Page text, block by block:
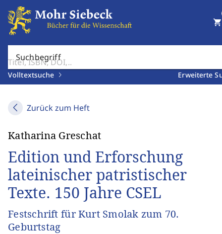
Suchbegriff
Volltextsuche Erweiterte
shopping_cart
Zurück zum Heft
Katharina Greschat
Edition und Erforschung
lateinischer patristischer
Texte. 150 Jahre CSEL
Festschrift für Kurt Smolak zum 70.
Geburtstag